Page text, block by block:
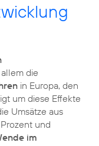
die
in Europa, den
um diese Effekte
Umsätze aus
und
im